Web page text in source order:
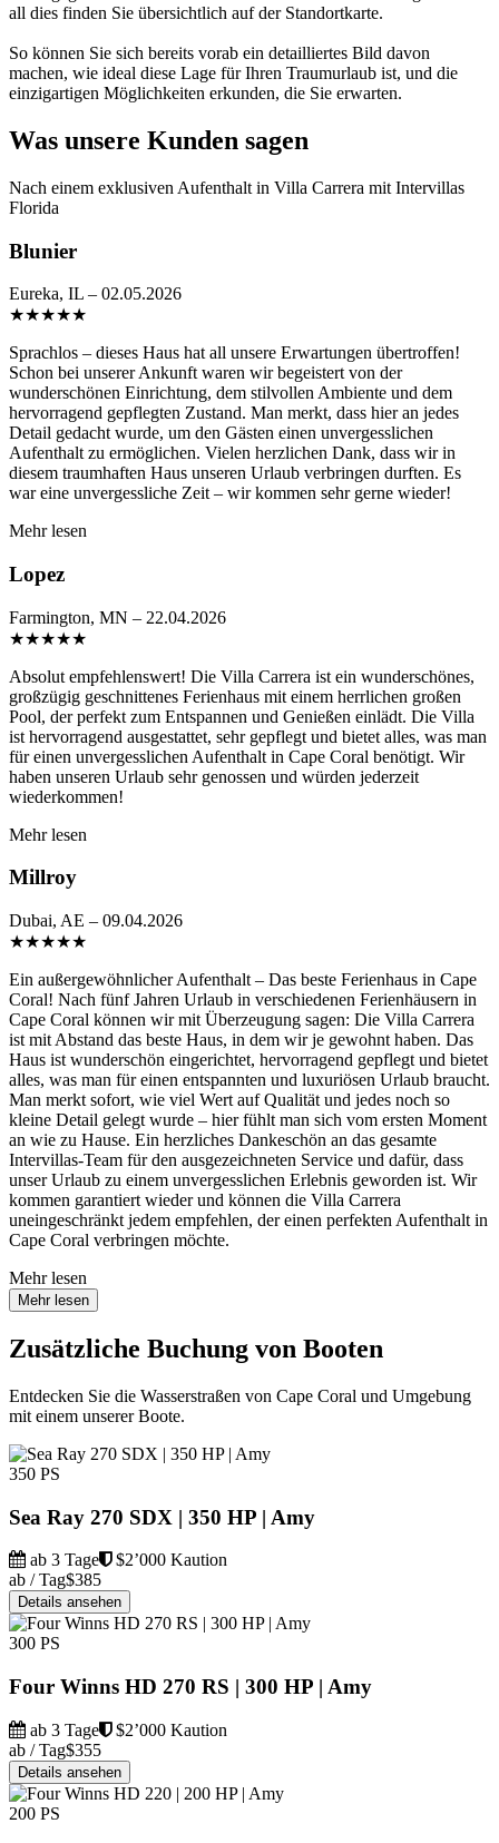
all dies finden Sie übersichtlich auf der Standortkarte.
So können Sie sich bereits vorab ein detailliertes Bild davon
machen, wie ideal diese Lage für Ihren Traumurlaub ist, und die
einzigartigen Möglichkeiten erkunden, die Sie erwarten.
Was unsere Kunden sagen
Nach einem exklusiven Aufenthalt in Villa Carrera mit Intervillas
Florida
Blunier
Eureka, IL – 02.05.2026
★★★★★
Sprachlos – dieses Haus hat all unsere Erwartungen übertroffen!
Schon bei unserer Ankunft waren wir begeistert von der
wunderschönen Einrichtung, dem stilvollen Ambiente und dem
hervorragend gepflegten Zustand. Man merkt, dass hier an jedes
Detail gedacht wurde, um den Gästen einen unvergesslichen
Aufenthalt zu ermöglichen. Vielen herzlichen Dank, dass wir in
diesem traumhaften Haus unseren Urlaub verbringen durften. Es
war eine unvergessliche Zeit – wir kommen sehr gerne wieder!
Mehr lesen
Lopez
Farmington, MN – 22.04.2026
★★★★★
Absolut empfehlenswert! Die Villa Carrera ist ein wunderschönes,
großzügig geschnittenes Ferienhaus mit einem herrlichen großen
Pool, der perfekt zum Entspannen und Genießen einlädt. Die Villa
ist hervorragend ausgestattet, sehr gepflegt und bietet alles, was man
für einen unvergesslichen Aufenthalt in Cape Coral benötigt. Wir
haben unseren Urlaub sehr genossen und würden jederzeit
wiederkommen!
Mehr lesen
Millroy
Dubai, AE – 09.04.2026
★★★★★
Ein außergewöhnlicher Aufenthalt – Das beste Ferienhaus in Cape
Coral! Nach fünf Jahren Urlaub in verschiedenen Ferienhäusern in
Cape Coral können wir mit Überzeugung sagen: Die Villa Carrera
ist mit Abstand das beste Haus, in dem wir je gewohnt haben. Das
Haus ist wunderschön eingerichtet, hervorragend gepflegt und bietet
alles, was man für einen entspannten und luxuriösen Urlaub braucht.
Man merkt sofort, wie viel Wert auf Qualität und jedes noch so
kleine Detail gelegt wurde – hier fühlt man sich vom ersten Moment
an wie zu Hause. Ein herzliches Dankeschön an das gesamte
Intervillas-Team für den ausgezeichneten Service und dafür, dass
unser Urlaub zu einem unvergesslichen Erlebnis geworden ist. Wir
kommen garantiert wieder und können die Villa Carrera
uneingeschränkt jedem empfehlen, der einen perfekten Aufenthalt in
Cape Coral verbringen möchte.
Mehr lesen
Mehr lesen
Zusätzliche Buchung von Booten
Entdecken Sie die Wasserstraßen von Cape Coral und Umgebung
mit einem unserer Boote.
350 PS
Sea Ray 270 SDX | 350 HP | Amy
ab 3 Tage
$2’000 Kaution
ab / Tag$385
Details ansehen
300 PS
Four Winns HD 270 RS | 300 HP | Amy
ab 3 Tage
$2’000 Kaution
ab / Tag$355
Details ansehen
200 PS